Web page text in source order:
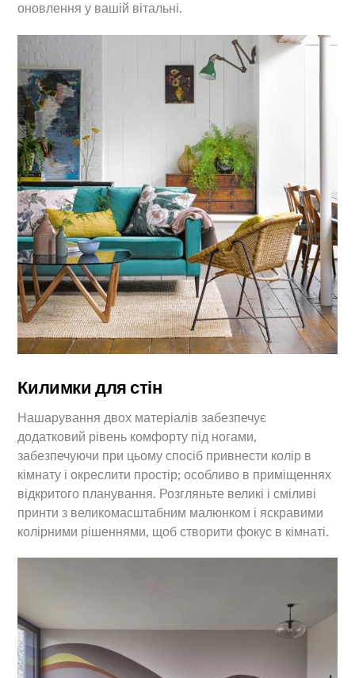
оновлення у вашій вітальні.
Килимки для стін
Нашарування двох матеріалів забезпечує
додатковий рівень комфорту під ногами,
забезпечуючи при цьому спосіб привнести колір в
кімнату і окреслити простір; особливо в приміщеннях
відкритого планування. Розгляньте великі і сміливі
принти з великомасштабним малюнком і яскравими
колірними рішеннями, щоб створити фокус в кімнаті.